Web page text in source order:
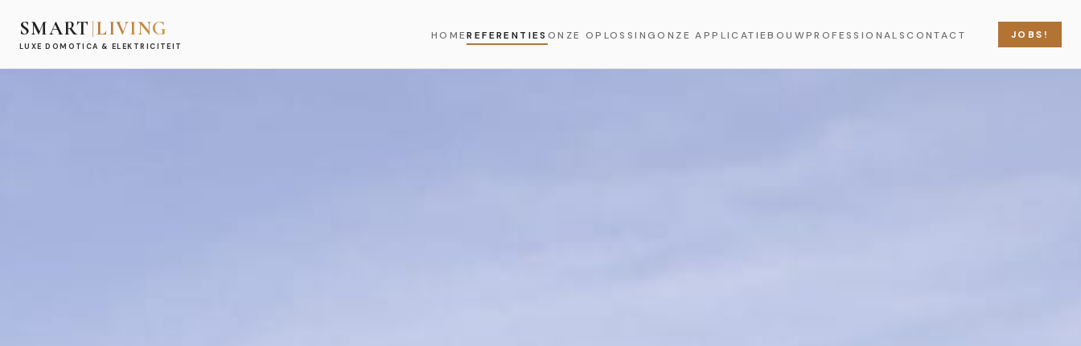
SMART LIVING
LUXE DOMOTICA & ELEKTRICITEIT
HOMEREFERENTIES ONZE OPLOSSING ONZE APPLICATIEBOUWPROFESSIONALS CONTACT JOBS!